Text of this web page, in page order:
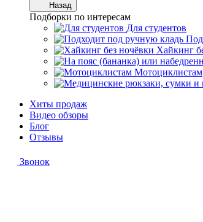
Назад
Подборки по интересам
Для студентов
Хайкинг
Мотоциклистам
Хиты продаж
Видео обзоры
Блог
Отзывы
Звонок